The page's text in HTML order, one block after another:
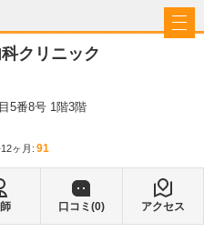
クリニック
5番8号 1階3階
ヶ月: 91
口コミ(0) アクセス